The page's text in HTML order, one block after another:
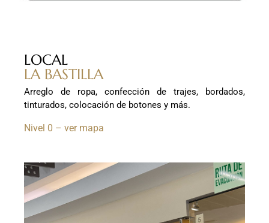
LOCAL
LA BASTILLA
Arreglo de ropa, confección de trajes, bordados,
tinturados, colocación de botones y más.
Nivel 0 – ver mapa